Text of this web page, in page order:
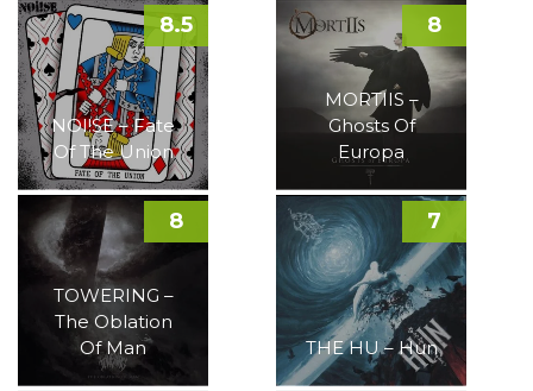
NOI!SE – Fate
Of The Union
8.5
MORTIIS –
Ghosts Of
Europa
8
TOWERING –
The Oblation
Of Man
8
THE HU – Hun
7